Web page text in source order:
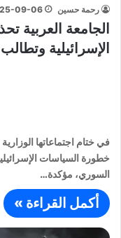
رحمة حسين 09-06
الجامعة العربية
الإسرائيلية
في ختام اجتماعاتها
خطورة السياسات
السوري، مؤكدة…
أكمل القراءة »